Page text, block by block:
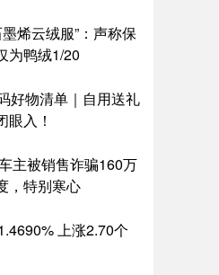
烯云绒服”：声称保
为鸭绒1/20
好物清单｜自用送礼
入！
主被销售诈骗160万
，特别寒心
上涨2.70个